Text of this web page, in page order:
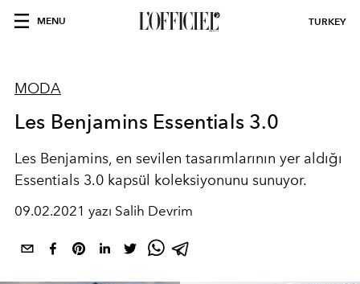
MENU TURKEY
MODA
Les Benjamins Essentials 3.0
Les Benjamins, en sevilen tasarımlarının yer aldığı
Essentials 3.0 kapsül koleksiyonunu sunuyor.
09.02.2021 yazı Salih Devrim